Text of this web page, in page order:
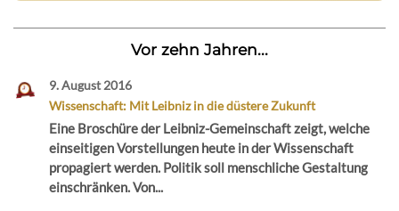
Vor zehn Jahren...
9. August 2016
Wissenschaft: Mit Leibniz in die düstere Zukunft
Eine Broschüre der Leibniz-Gemeinschaft zeigt, welche
einseitigen Vorstellungen heute in der Wissenschaft
propagiert werden. Politik soll menschliche Gestaltung
einschränken. Von...